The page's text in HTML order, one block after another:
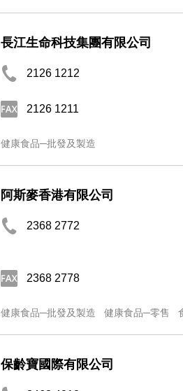
長江生命科技集團有限公司
2126 1212
2126 1211
健康食品─批發及製造
阿斯麥香港有限公司
2368 2772
2368 2778
健康食品─批發及製造 健康食品─零售
保齡寶國際有限公司